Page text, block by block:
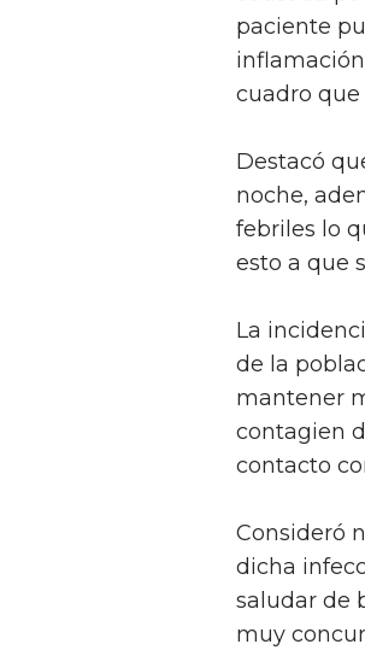
paciente
cuadro
Destacó
noche,
febriles lo
esto a que
La
de la
mantener
contagien
contacto
Consideró
dicha
saludar de
muy